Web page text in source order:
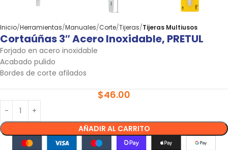
Inicio Herramientas Manuales Corte Tijeras Tijeras Multiusos
Cortaúñas 3″ Acero Inoxidable, PRETUL
Forjado en acero inoxidable
Acabado pulido
Bordes de corte afilados
$46.00
AÑADIR AL CARRITO